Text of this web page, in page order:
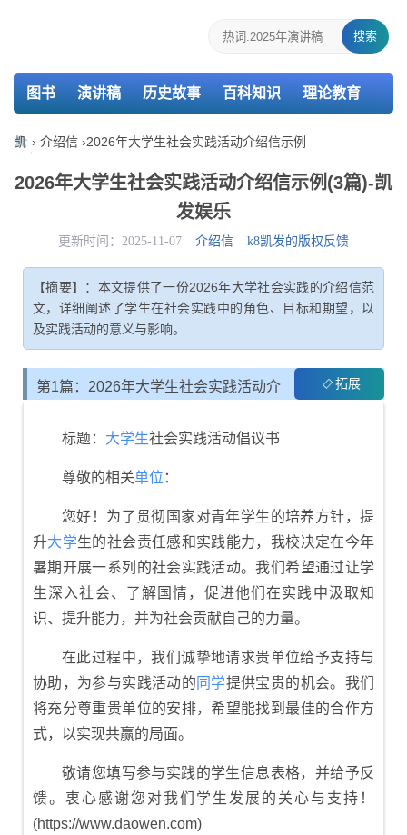
搜索
图书 演讲稿 历史故事 百科知识 理论教育
个人简历 报告 策划 教案 课件
主持词 述职报告 活动总结 介绍信
凯
娱
› 介绍信 ›2026年大学生社会实践活动介绍信示例
2026年大学生社会实践活动介绍信示例(3篇)-凯
发娱乐
更新时间：2025-11-07 介绍信 k8凯发的版权反馈
【摘要】：本文提供了一份2026年大学社会实践的介绍信范
文，详细阐述了学生在社会实践中的角色、目标和期望，以
及实践活动的意义与影响。
第1篇：2026年大学生社会实践活动介 拓展
标题： 大学生社会实践活动倡议书
尊敬的相关单位 ：
您好！为了贯彻国家对青年学生的培养方针，提
升大学生的社会责任感和实践能力，我校决定在今年
暑期开展一系列的社会实践活动。我们希望通过让学
生深入社会、了解国情，促进他们在实践中汲取知
识、提升能力，并为社会贡献自己的力量。
在此过程中，我们诚挚地请求贵单位给予支持与
协助，为参与实践活动的 同学提供宝贵的机会。我们
将充分尊重贵单位的安排，希望能找到最佳的合作方
式，以实现共赢的局面。
敬请您填写参与实践的学生信息表格，并给予反
馈。衷心感谢您对我们学生发展的关心与支持！
(https://www.daowen.com)